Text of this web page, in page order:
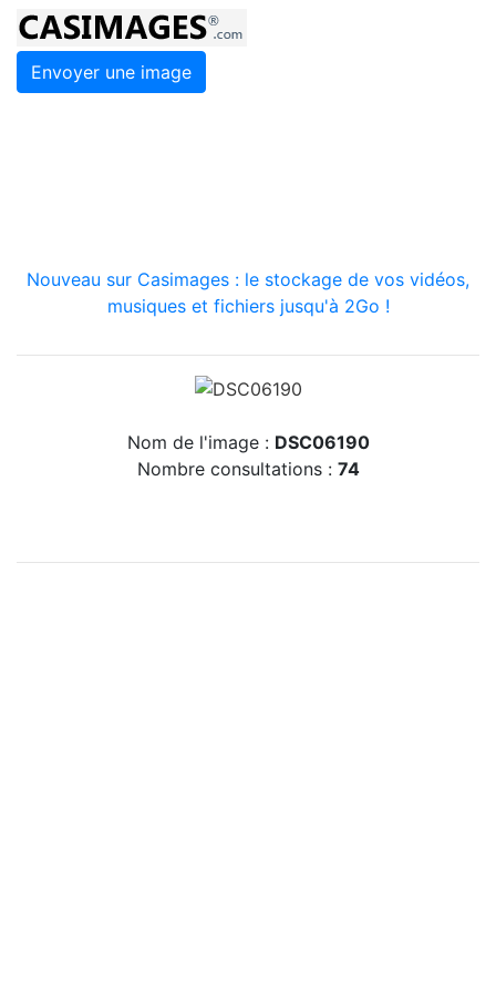
Envoyer une image
Nouveau sur Casimages : le stockage de vos vidéos,
musiques et fichiers jusqu'à 2Go !
Nom de l'image : DSC06190
Nombre consultations : 74